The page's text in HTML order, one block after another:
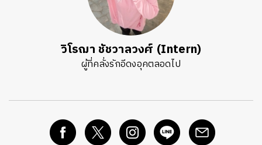
วิโรฌา ชัชวาลวงศ์ (Intern)
ผู้ที่คลั่งรักอีดงอุคตลอดไป